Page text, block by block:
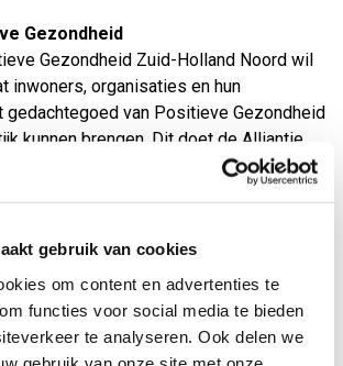
gebruik van cookies
om content en advertenties te
functies voor social media te bieden
te analyseren. Ook delen we
Gezondheid
Gezondheid Zuid-Holland Noord wil
inwoners, organisaties en hun
gedachtegoed van Positieve Gezondheid
kunnen brengen. Dit doet de Alliantie
door kennis en ervaringen te delen en
en ondersteunen. Dit gebeurt
inwoners in de regio Zuid-Holland
dat beroepskrachten, beleidsmakers
en doen vanuit een brede blik op